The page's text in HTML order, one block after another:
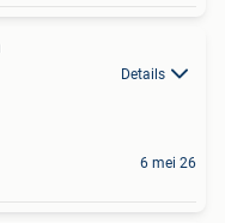
Details
6 mei 26